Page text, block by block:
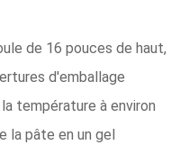
de 16 pouces de haut,
d'emballage
température à environ
la pâte en un gel